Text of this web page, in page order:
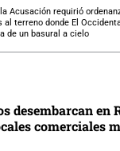
Acusación requirió
terreno donde El
de un basural a cielo
desembarcan en
comerciales